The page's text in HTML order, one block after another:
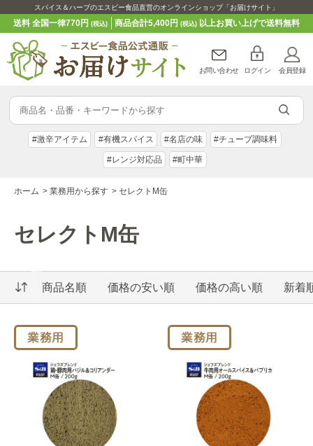
スパイス＆ハーブのエスビー食品直営のオンラインショップ「お届けサイト」
送料 全国一律770円(税込) 商品合計5,400円 (税込)以上お買い上げで送料無料
お問い合わせ ログイン 会員登録
#激辛アイテム #有機スパイス #名店の味 #チューブ調味料
#レンジ対応品 #町中華
ホーム > 業務用から探す > セレクトM缶
セレクトM缶
商品名順 価格の安い順 価格の高い順 新着